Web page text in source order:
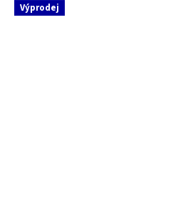
Výprodej